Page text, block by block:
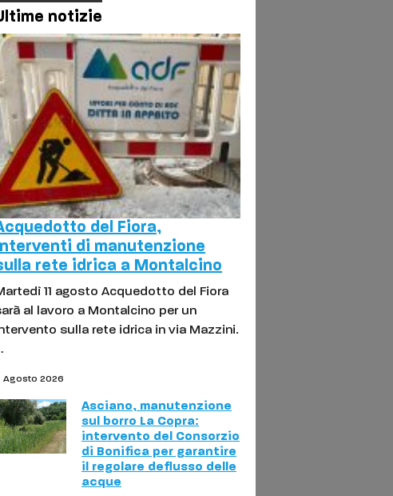
notizie
del Fiora,
di manutenzione
rete idrica a Montalcino
11 agosto Acquedotto del Fiora
al lavoro a Montalcino per un
sulla rete idrica in via Mazzini.
Agosto 2026
Asciano, manutenzione
sul borro La Copra:
intervento del Consorzio
di Bonifica per garantire
il regolare deflusso delle
acque